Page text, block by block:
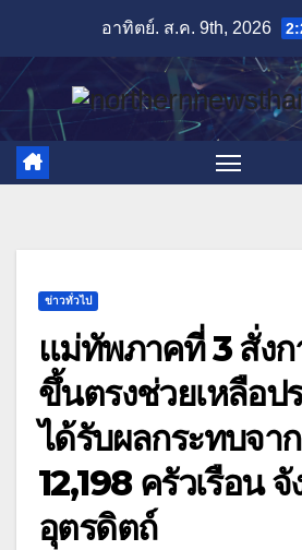
content
อาทิตย์. ส.ค. 9th, 2026
ข่าวทั่วไป
แม่ทัพภาคที่ 3 สั่ง
ขึ้นตรงช่วยเหลือป
ได้รับผลกระทบจา
12,198 ครัวเรือน
อุตรดิตถ์